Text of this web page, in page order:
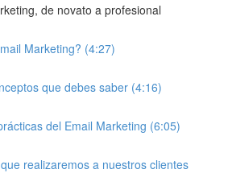
de novato a profesional
Marketing? (4:27)
que debes saber (4:16)
del Email Marketing (6:05)
realizaremos a nuestros clientes